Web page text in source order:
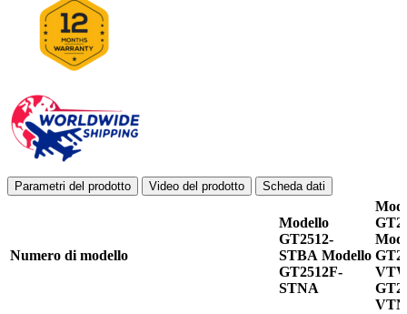
Parametri del prodotto Video del prodotto Scheda dati
Numero di modello
Modello
GT2512-
STBA Modello
GT2512F-
STNA